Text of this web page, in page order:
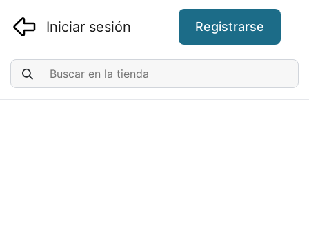
Iniciar sesión Registrarse